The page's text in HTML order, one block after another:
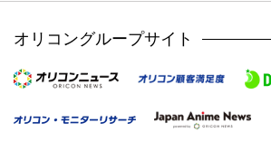
オリコングループサイト